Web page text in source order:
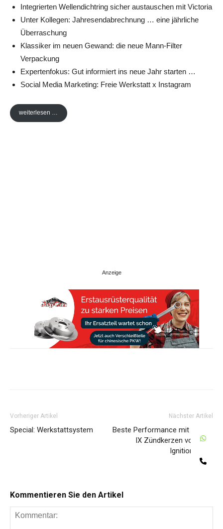
Integrierten Wellendichtring sicher austauschen mit Victoria
Unter Kollegen: Jahresendabrechnung … eine jährliche
Überraschung
Klassiker im neuen Gewand: die neue Mann-Filter
Verpackung
Expertenfokus: Gut informiert ins neue Jahr starten …
Social Media Marketing: Freie Werkstatt x Instagram
weiterlesen …
Vorheriger Artikel
Special: Werkstattsystem
Nächster Artikel
Beste Performance mit Iridium
IX Zündkerzen von NGK
Ignition Parts
Kommentieren Sie den Artikel